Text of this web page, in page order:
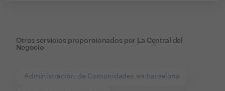
Otros servicios proporcionados por La Central del
Negocio
Administración de Comunidades en barcelona